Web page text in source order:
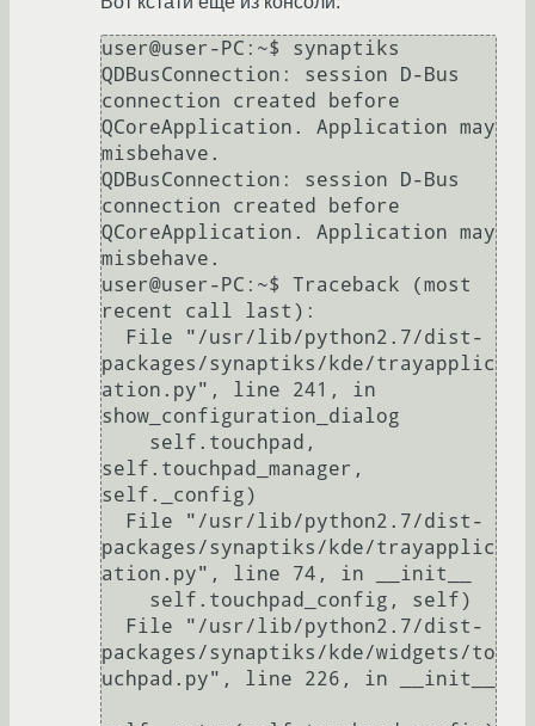
user@user-PC:~$ synaptiks
QDBusConnection: session D-Bus
connection created before
QCoreApplication. Application may
misbehave.
QDBusConnection: session D-Bus
connection created before
QCoreApplication. Application may
misbehave.
user@user-PC:~$ Traceback (most
recent call last):
packages/synaptiks/kde/trayapplic
ation.py", line 241, in
show_configuration_dialog
self.touchpad_manager,
self._config)
packages/synaptiks/kde/trayapplic
ation.py", line 74, in __init__
packages/synaptiks/kde/widgets/to
uchpad.py", line 226, in __init__